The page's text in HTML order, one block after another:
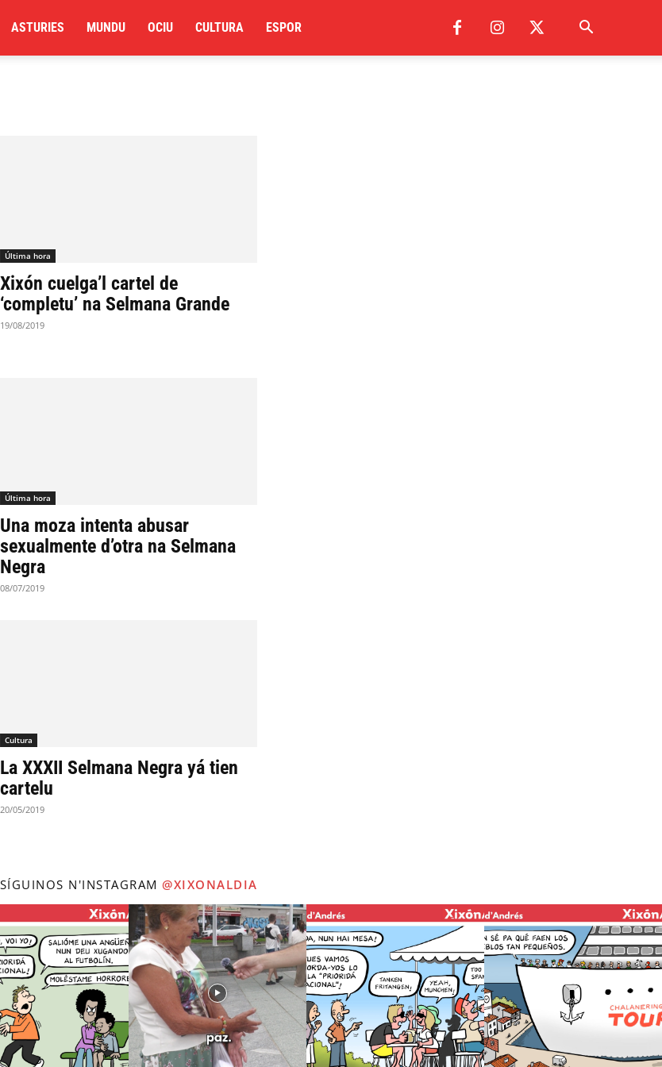
ASTURIES MUNDU OCIU CULTURA ESPOR
Última hora
Xixón cuelga’l cartel de
‘completu’ na Selmana Grande
19/08/2019
Última hora
Una moza intenta abusar
sexualmente d’otra na Selmana
Negra
08/07/2019
Cultura
La XXXII Selmana Negra yá tien
cartelu
20/05/2019
SÍGUINOS N'INSTAGRAM @XIXONALDIA